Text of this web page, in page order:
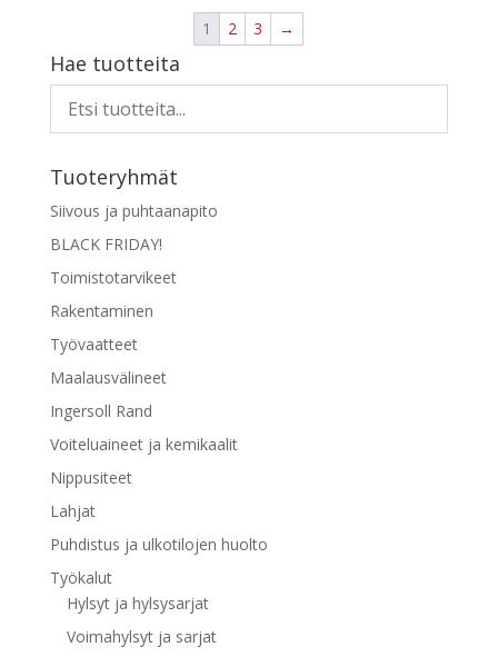
1 2 3 →
Hae tuotteita
Tuoteryhmät
Siivous ja puhtaanapito
BLACK FRIDAY!
Toimistotarvikeet
Rakentaminen
Työvaatteet
Maalausvälineet
Ingersoll Rand
Voiteluaineet ja kemikaalit
Nippusiteet
Lahjat
Puhdistus ja ulkotilojen huolto
Työkalut
Hylsyt ja hylsysarjat
Voimahylsyt ja sarjat